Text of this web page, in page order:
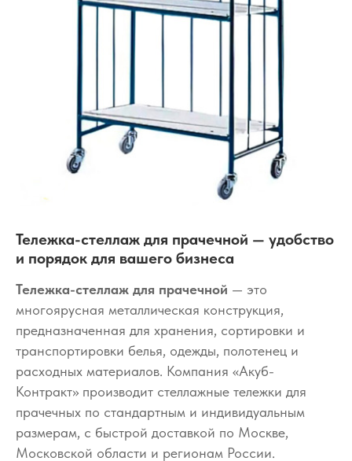
Тележка-стеллаж для прачечной — удобство
и порядок для вашего бизнеса
Тележка-стеллаж для прачечной — это
многоярусная металлическая конструкция,
предназначенная для хранения, сортировки и
транспортировки белья, одежды, полотенец и
расходных материалов. Компания «Акуб-
Контракт» производит стеллажные тележки для
прачечных по стандартным и индивидуальным
размерам, с быстрой доставкой по Москве,
Московской области и регионам России.